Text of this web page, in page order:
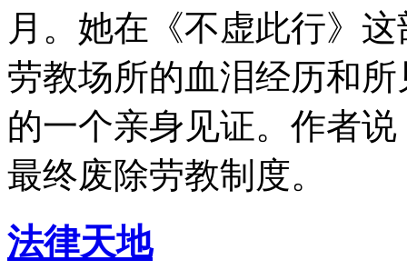
月。她在《不虚此行》
劳教场所的血泪经历和
的一个亲身见证。作者
最终废除劳教制度。
法律天地